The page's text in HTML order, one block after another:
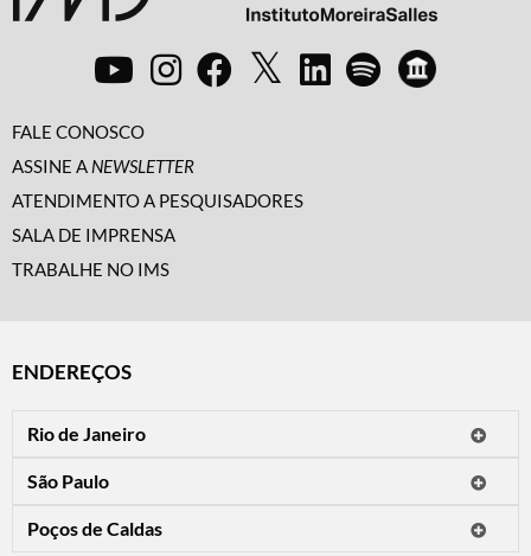
FALE CONOSCO
ASSINE A NEWSLETTER
ATENDIMENTO A PESQUISADORES
SALA DE IMPRENSA
TRABALHE NO IMS
ENDEREÇOS
Rio de Janeiro
Horário de visitação: a programação do IMS no Rio de Janeiro será
apresentada em instituições culturais parceiras.
São Paulo
CEP 01310-300 - São Paulo/SP
Poços de Caldas